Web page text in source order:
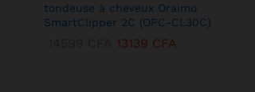
tondeuse à cheveux Oraimo
SmartClipper 2C (OPC-CL30C)
13139 CFA